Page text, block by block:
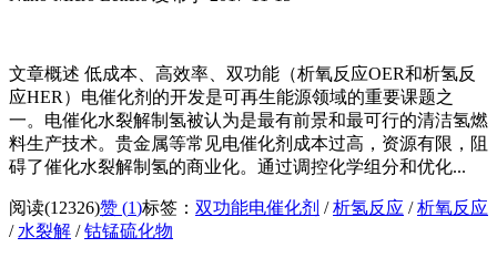
文章概述 低成本、高效率、双功能（析氧反应OER和析氢反
应HER）电催化剂的开发是可再生能源领域的重要课题之
一。电催化水裂解制氢被认为是最有前景和最可行的清洁氢燃
料生产技术。贵金属等常见电催化剂成本过高，资源有限，阻
碍了催化水裂解制氢的商业化。通过调控化学组分和优化...
阅读(12326)赞 (1)标签： 双功能电催化剂 /析氢反应 /析氧反应
/ 水裂解 /钴锰硫化物